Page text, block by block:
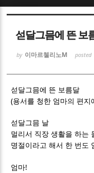
섣달그믐에 뜬 보
by 이마르첼리노M posted
섣달그믐에 뜬 보름달
(용서를 청한 엄마의 편
섣달그믐 날
멀리서 직장 생활을 하는
명절이라고 해서 한 번도
엄마!